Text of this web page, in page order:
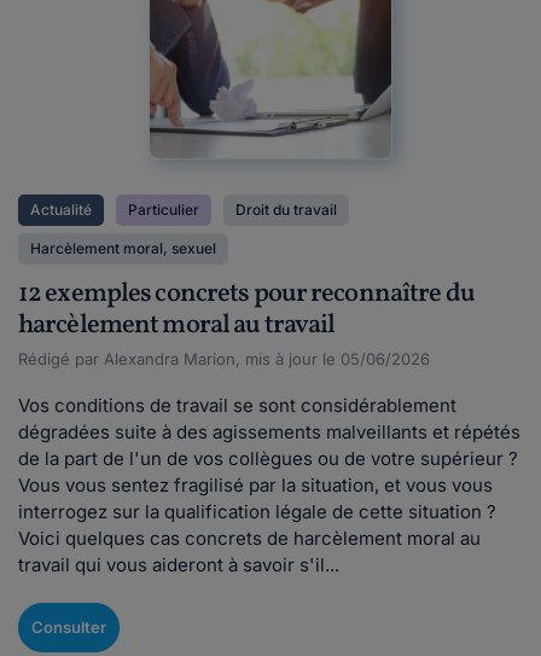
Actualité Particulier Droit du travail
Harcèlement moral, sexuel
12 exemples concrets pour reconnaître du
harcèlement moral au travail
Rédigé par Alexandra Marion, mis à jour le 05/06/2026
Vos conditions de travail se sont considérablement
dégradées suite à des agissements malveillants et répétés
de la part de l'un de vos collègues ou de votre supérieur ?
Vous vous sentez fragilisé par la situation, et vous vous
interrogez sur la qualification légale de cette situation ?
Voici quelques cas concrets de harcèlement moral au
travail qui vous aideront à savoir s'il...
Consulter